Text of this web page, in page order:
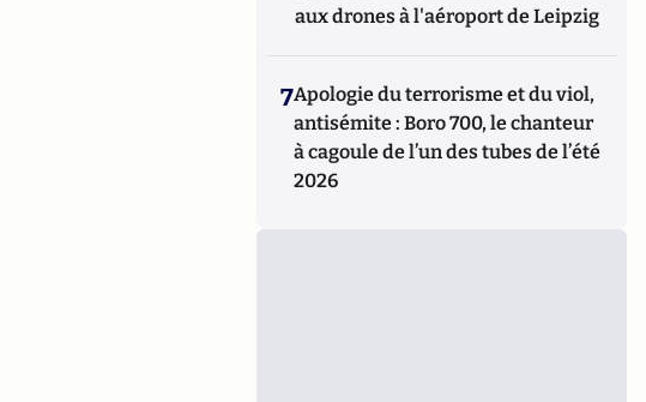
aux drones à l'aéroport de Leipzig
7Apologie du terrorisme et du viol,
antisémite : Boro 700, le chanteur
à cagoule de l’un des tubes de l’été
2026